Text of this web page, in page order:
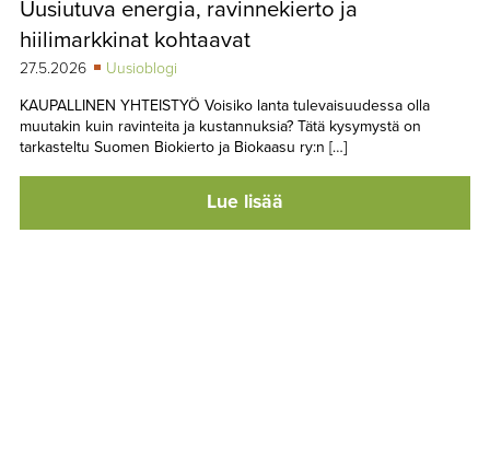
TAPAHTUMAT
YHTEYSTIEDOT
Uusiutuva energia, ravinnekierto ja
hiilimarkkinat kohtaavat
27.5.2026
Uusioblogi
KAUPALLINEN YHTEISTYÖ Voisiko lanta tulevaisuudessa olla
muutakin kuin ravinteita ja kustannuksia? Tätä kysymystä on
tarkasteltu Suomen Biokierto ja Biokaasu ry:n […]
Lue lisää